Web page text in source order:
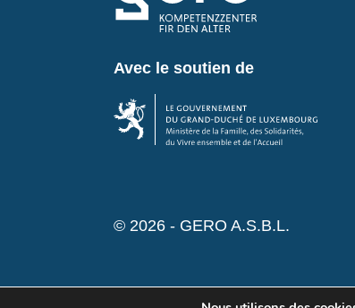
Avec le soutien de
© 2026 - GERO A.S.B.L.